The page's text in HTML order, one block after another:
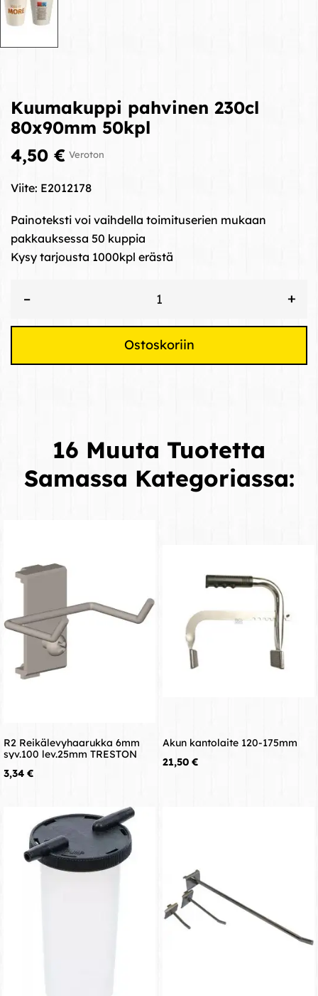
Kuumakuppi pahvinen 230cl
80x90mm 50kpl
4,50 € Veroton
Viite: E2012178
Painoteksti voi vaihdella toimituserien mukaan
pakkauksessa 50 kuppia
Kysy tarjousta 1000kpl erästä
– +
Ostoskoriin
16 Muuta Tuotetta
Samassa Kategoriassa:
R2 Reikälevyhaarukka 6mm
syv.100 lev.25mm TRESTON
Hinta
3,34 €
Akun kantolaite 120-175mm
Hinta
21,50 €